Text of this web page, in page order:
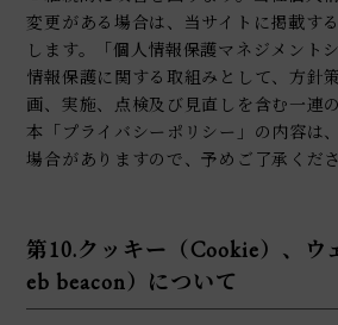
変更がある場合は、当サイトに掲載す
します。「個人情報保護マネジメント
情報保護に関する取組みとして、方針
画、実施、点検及び見直しを含む一連
本「プライバシーポリシー」の内容は
場合がありますので、予めご了承くださ
第10.クッキー（Cookie）、ウ
eb beacon）について